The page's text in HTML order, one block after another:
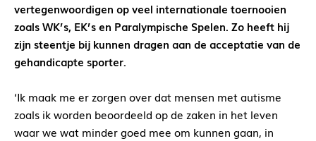
vertegenwoordigen op veel internationale toernooien
zoals WK’s, EK’s en Paralympische Spelen. Zo heeft hij
zijn steentje bij kunnen dragen aan de acceptatie van de
gehandicapte sporter.
‘Ik maak me er zorgen over dat mensen met autisme
zoals ik worden beoordeeld op de zaken in het leven
waar we wat minder goed mee om kunnen gaan, in